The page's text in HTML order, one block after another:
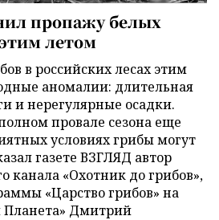
пропажу белых
летом
в российских лесах этим
аномалии: длительная
и нерегулярные осадки.
провале сезона еще
условиях грибы могут
газете ВЗГЛЯД автор
канала «Охотник до грибов»,
«Царство грибов» на
Планета» Дмитрий